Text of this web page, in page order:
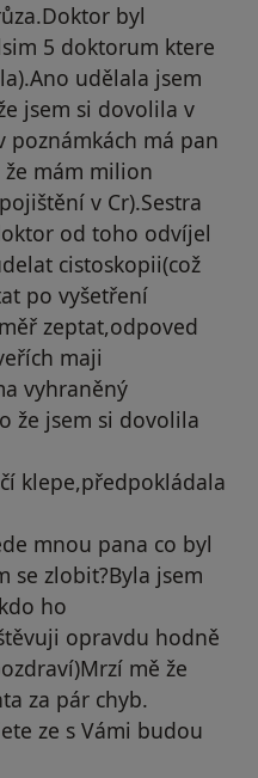
byl
5 doktorum ktere
udělala jsem
jsem si dovolila v
poznámkách má pan
mám milion
v Cr).Sestra
od toho odvíjel
cistoskopii(což
po vyšetření
zeptat,odpoved
maji
vyhraněný
že jsem si dovolila
klepe,předpokládala
mnou pana co byl
se zlobit?Byla jsem
ho
opravdu hodně
mě že
za pár chyb.
ze s Vámi budou